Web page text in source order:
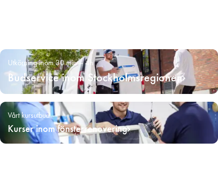
Utkörning inom 30 min – 4h
Budservice inom Stockholmsregionen
Vårt kursutbud
Kurser inom fönsterrenovering